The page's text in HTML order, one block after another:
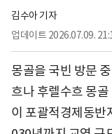
김수아 기자
업데이트 2026.07.09.
몽골을 국빈 방문
흐나 후렐수흐 몽
이 포괄적경제동반